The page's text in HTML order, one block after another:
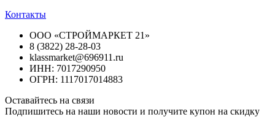
Контакты
ООО «СТРОЙМАРКЕТ 21»
8 (3822) 28-28-03
klassmarket@696911.ru
ИНН: 7017290950
ОГРН: 1117017014883
Оставайтесь на связи
Подпишитесь на наши новости и получите купон на скидку